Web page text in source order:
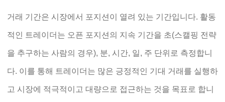
거래 기간은 시장에서 포지션이 열려 있는 기간입니다. 활동
적인 트레이더는 오픈 포지션의 지속 기간을 초(스캘핑 전략
을 추구하는 사람의 경우), 분, 시간, 일, 주 단위로 측정합니
다. 이를 통해 트레이더는 많은 긍정적인 기대 거래를 실행하
고 시장에 적극적이고 대량으로 접근하는 것을 목표로 합니